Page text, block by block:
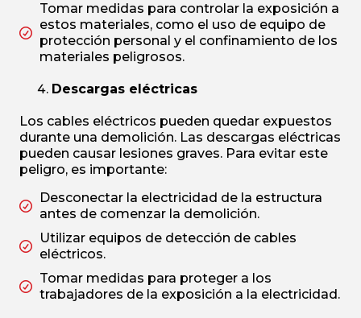
Tomar medidas para controlar la exposición a
estos materiales, como el uso de equipo de
protección personal y el confinamiento de los
materiales peligrosos.
Descargas eléctricas
Los cables eléctricos pueden quedar expuestos
durante una demolición. Las descargas eléctricas
pueden causar lesiones graves. Para evitar este
peligro, es importante:
Desconectar la electricidad de la estructura
antes de comenzar la demolición.
Utilizar equipos de detección de cables
eléctricos.
Tomar medidas para proteger a los
trabajadores de la exposición a la electricidad.